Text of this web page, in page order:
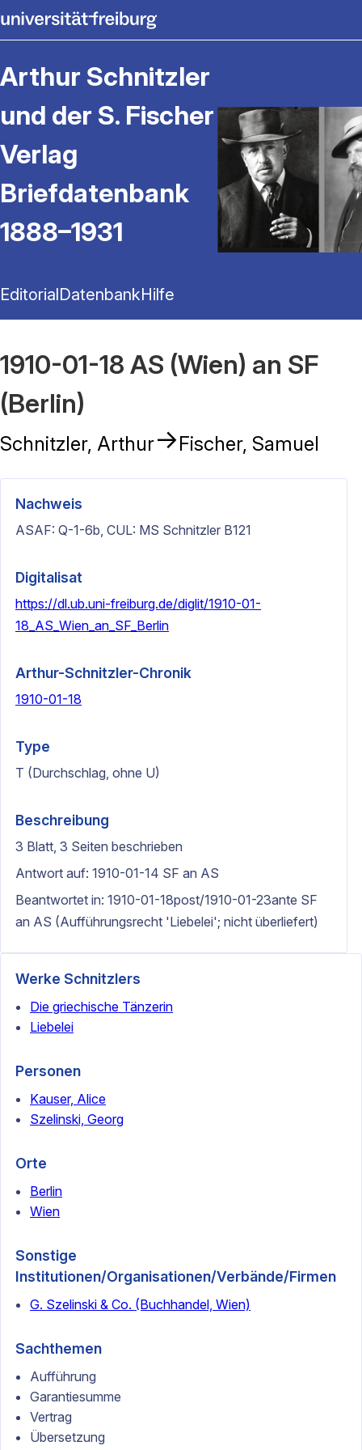
Arthur Schnitzler
und der S. Fischer
Verlag
Briefdatenbank
1888–1931
EditorialDatenbankHilfe
1910-01-18 AS (Wien) an SF
(Berlin)
Schnitzler, Arthur→Fischer, Samuel
Nachweis
ASAF: Q-1-6b, CUL: MS Schnitzler B121
Digitalisat
https://dl.ub.uni-freiburg.de/diglit/1910-01-
18_AS_Wien_an_SF_Berlin
Arthur-Schnitzler-Chronik
1910-01-18
Type
T (Durchschlag, ohne U)
Beschreibung
3 Blatt, 3 Seiten beschrieben
Antwort auf: 1910-01-14 SF an AS
Beantwortet in: 1910-01-18post/1910-01-23ante SF
an AS (Aufführungsrecht 'Liebelei'; nicht überliefert)
Werke Schnitzlers
Die griechische Tänzerin
Liebelei
Personen
Kauser, Alice
Szelinski, Georg
Orte
Berlin
Wien
Sonstige
Institutionen/Organisationen/Verbände/Firmen
G. Szelinski & Co. (Buchhandel, Wien)
Sachthemen
Aufführung
Garantiesumme
Vertrag
Übersetzung